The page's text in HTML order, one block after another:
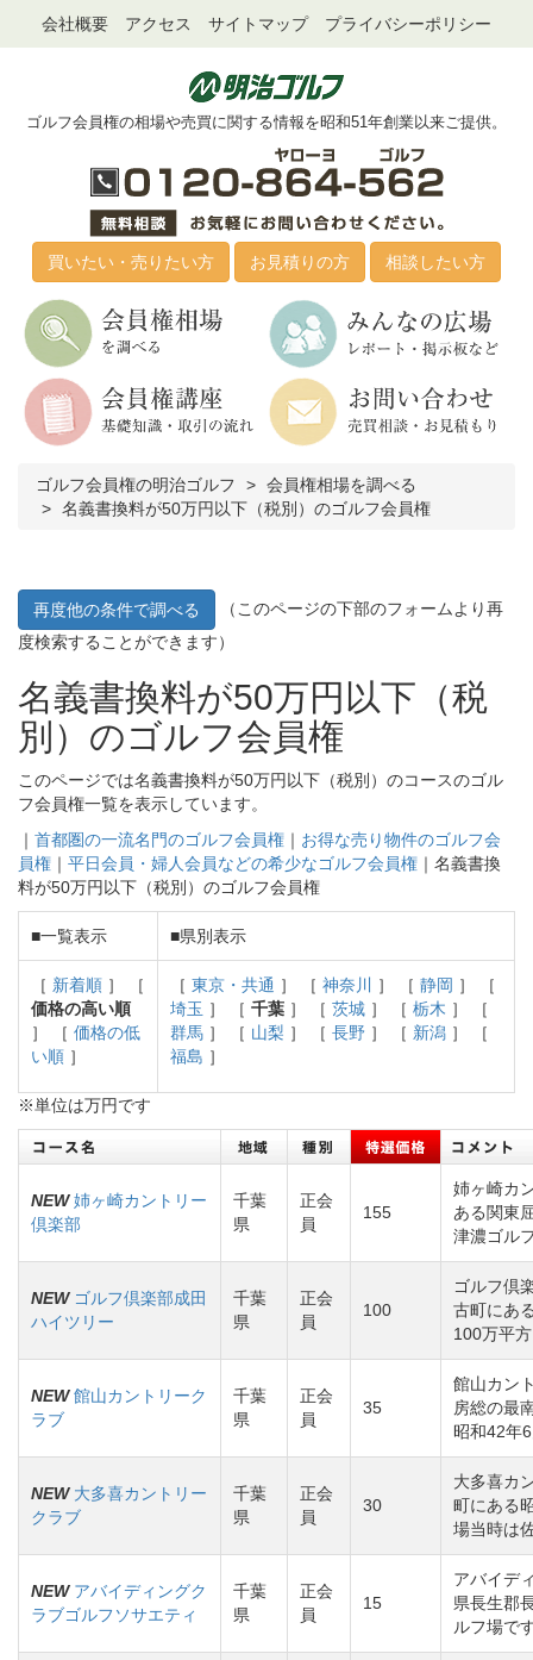
会社概要 アクセス サイトマップ プライバシーポリシー
ゴルフ会員権の相場や売買に関する情報を昭和51年創業以来ご提供。
買いたい・売りたい方 お見積りの方 相談したい方
ゴルフ会員権の明治ゴルフ
会員権相場を調べる
名義書換料が50万円以下（税別）のゴルフ会員権
再度他の条件で調べる
（このページの下部のフォームより再
度検索することができます）
名義書換料が50万円以下（税
別）のゴルフ会員権
このページでは名義書換料が50万円以下（税別）のコースのゴル
フ会員権一覧を表示しています。
｜ 首都圏の一流名門のゴルフ会員権 ｜ お得な売り物件のゴルフ会
員権 ｜ 平日会員・婦人会員などの希少なゴルフ会員権 ｜名義書換
料が50万円以下（税別）のゴルフ会員権
■一覧表示 ■県別表示
［ 新着順 ］ ［
価格の高い順
］ ［ 価格の低
い順 ］
［ 東京・共通 ］ ［ 神奈川 ］ ［ 静岡 ］ ［
埼玉 ］ ［ 千葉 ］ ［ 茨城 ］ ［ 栃木 ］ ［
群馬 ］ ［ 山梨 ］ ［ 長野 ］ ［ 新潟 ］ ［
福島 ］
※単位は万円です
NEW 姉ヶ崎カントリー
倶楽部
千葉
県
正会
員
155
姉ヶ崎カ
ある関東
津濃ゴル
NEW ゴルフ倶楽部成田
ハイツリー
千葉
県
正会
員
100
ゴルフ倶
古町にあ
100万平
NEW 館山カントリーク
ラブ
千葉
県
正会
員
35
館山カン
房総の最
昭和42年
NEW 大多喜カントリー
クラブ
千葉
県
正会
員
30
大多喜カ
町にある
場当時は
NEW アバイディングク
ラブゴルフソサエティ
千葉
県
正会
員
15
アバイデ
県長生郡
ルフ場で